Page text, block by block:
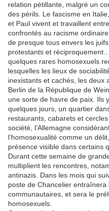
relation pétillante, malgré un
des périls. Le fascisme en
et Paul vivent et travaillent
confrontés au racisme
de presque tous envers les
protestants et
quelques rares homosexuels
lesquelles les lieux de
inexistants et cachés, les deux
Berlin de la République de
une sorte de havre de paix. Ils
quelques jours, un quartier
restaurants, cabarets et
société, l’Allemagne
l’homosexualité comme un
présence visible dans certains
Durant cette semaine de
multiplient les rencontres,
antinazis. Dans les mois qui
poste de Chancelier
communautaires, et sera le
homosexuels.